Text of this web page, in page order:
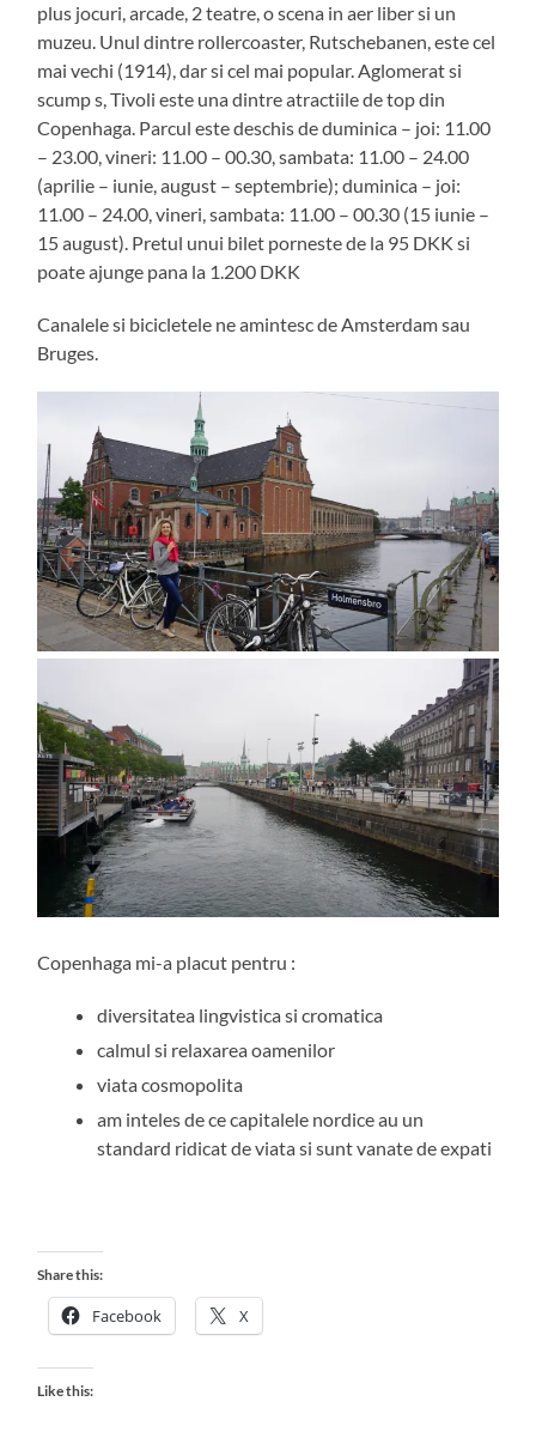
plus jocuri, arcade, 2 teatre, o scena in aer liber si un
muzeu. Unul dintre rollercoaster, Rutschebanen, este cel
mai vechi (1914), dar si cel mai popular. Aglomerat si
scump s, Tivoli este una dintre atractiile de top din
Copenhaga. Parcul este deschis de duminica – joi: 11.00
– 23.00, vineri: 11.00 – 00.30, sambata: 11.00 – 24.00
(aprilie – iunie, august – septembrie); duminica – joi:
11.00 – 24.00, vineri, sambata: 11.00 – 00.30 (15 iunie –
15 august). Pretul unui bilet porneste de la 95 DKK si
poate ajunge pana la 1.200 DKK
Canalele si bicicletele ne amintesc de Amsterdam sau
Bruges.
Copenhaga mi-a placut pentru :
diversitatea lingvistica si cromatica
calmul si relaxarea oamenilor
viata cosmopolita
am inteles de ce capitalele nordice au un
standard ridicat de viata si sunt vanate de expati
Share this:
Facebook X
Like this: